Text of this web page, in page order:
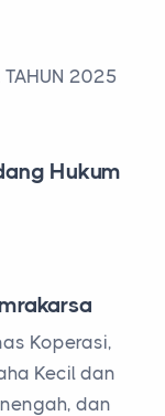
TAHUN 2025
Hukum
Koperasi,
Kecil dan
dan